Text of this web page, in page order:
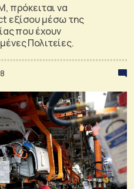
πρόκειται να
εξίσου μέσω της
που έχουν
Πολιτείες.